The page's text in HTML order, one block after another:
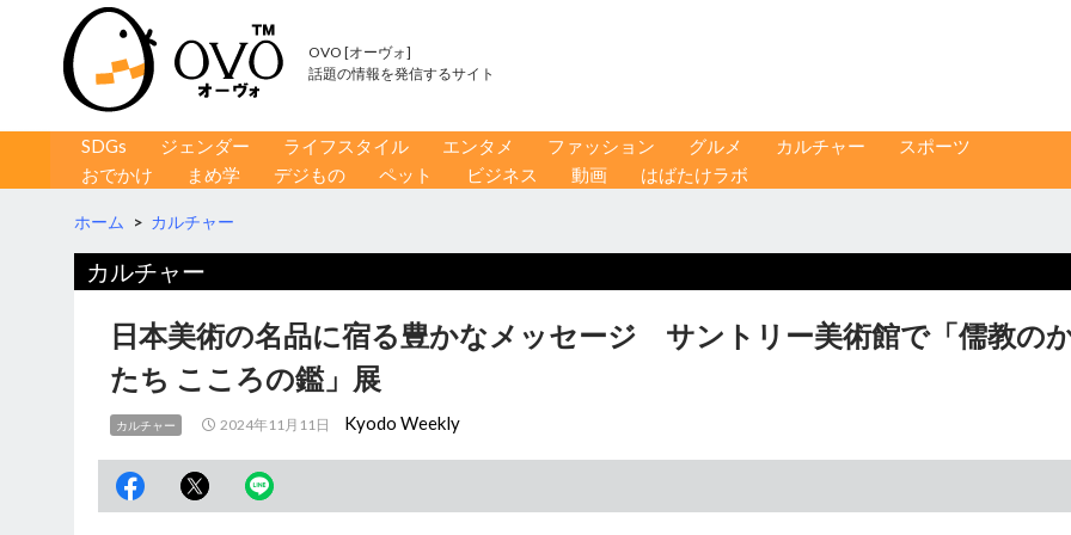
OVO [オーヴォ]
話題の情報を発信するサイト
コンテンツへ移動
SDGs ジェンダー ライフスタイル エンタメ ファッション グルメ カルチャー
スポーツ
おでかけ
まめ学 デジもの ペット ビジネス 動画 はばたけラボ
ホーム > カルチャー
カルチャー
日本美術の名品に宿る豊かなメッセージ サントリー美術館で「儒教の
たち こころの鑑」展
カルチャー 2024年11月11日 Kyodo Weekly